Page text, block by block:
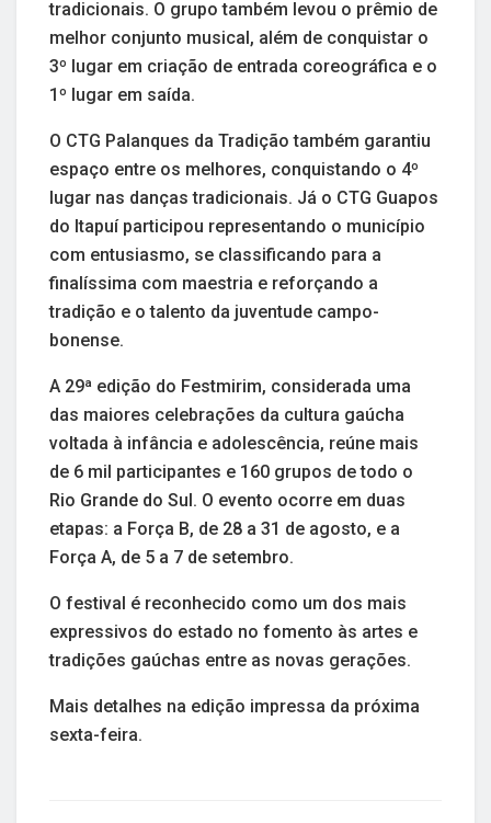
tradicionais. O grupo também levou o prêmio de
melhor conjunto musical, além de conquistar o
3º lugar em criação de entrada coreográfica e o
1º lugar em saída.
O CTG Palanques da Tradição também garantiu
espaço entre os melhores, conquistando o 4º
lugar nas danças tradicionais. Já o CTG Guapos
do Itapuí participou representando o município
com entusiasmo, se classificando para a
finalíssima com maestria e reforçando a
tradição e o talento da juventude campo-
bonense.
A 29ª edição do Festmirim, considerada uma
das maiores celebrações da cultura gaúcha
voltada à infância e adolescência, reúne mais
de 6 mil participantes e 160 grupos de todo o
Rio Grande do Sul. O evento ocorre em duas
etapas: a Força B, de 28 a 31 de agosto, e a
Força A, de 5 a 7 de setembro.
O festival é reconhecido como um dos mais
expressivos do estado no fomento às artes e
tradições gaúchas entre as novas gerações.
Mais detalhes na edição impressa da próxima
sexta-feira.